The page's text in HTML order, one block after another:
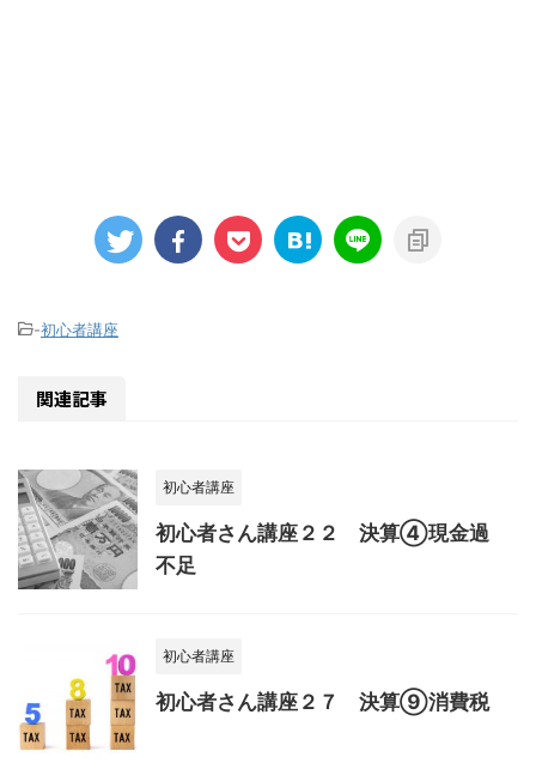
-初心者講座
関連記事
初心者講座
初心者さん講座２２ 決算④現金過
不足
初心者講座
初心者さん講座２７ 決算⑨消費税